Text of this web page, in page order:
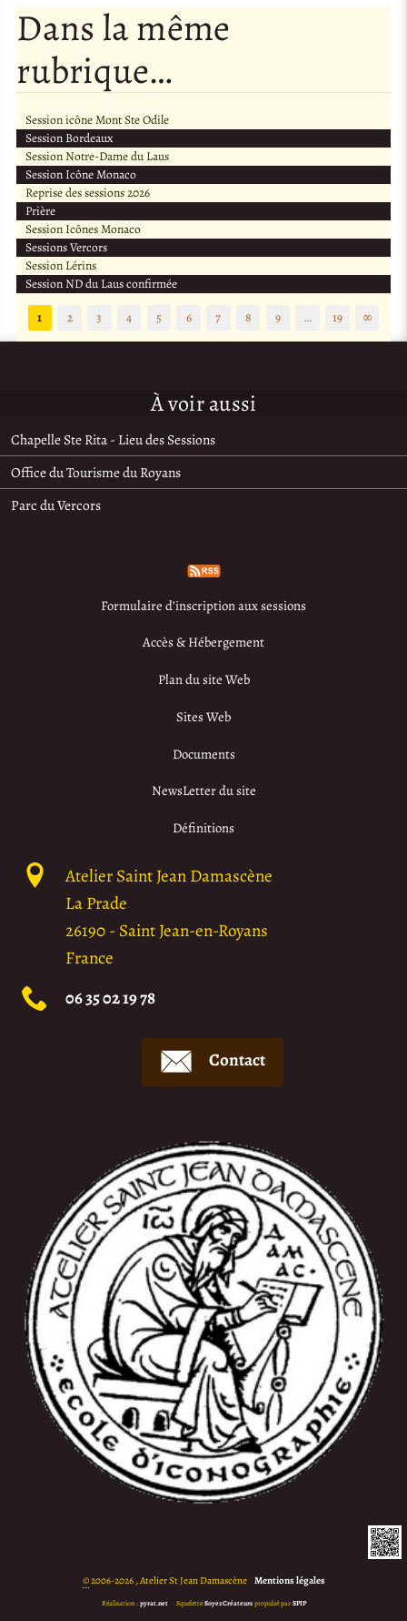
Dans la même
rubrique…
Session icône Mont Ste Odile
Session Bordeaux
Session Notre-Dame du Laus
Session Icône Monaco
Reprise des sessions 2026
Prière
Session Icônes Monaco
Sessions Vercors
Session Lérins
Session ND du Laus confirmée
1
2 3 4 5 6 7 8 9 … 19 ∞
À voir aussi
Chapelle Ste Rita - Lieu des Sessions
Office du Tourisme du Royans
Parc du Vercors
Formulaire d’inscription aux sessions
Accès & Hébergement
Plan du site Web
Sites Web
Documents
NewsLetter du site
Définitions
Atelier Saint Jean Damascène
La Prade
26190- Saint Jean-en-Royans
France
06 35 02 19 78
Contact
©2006-2026 , Atelier St Jean Damascène • Mentions légales
Réalisation :pyrat.net • SqueletteSoyezCréateurspropulsé parSPIP